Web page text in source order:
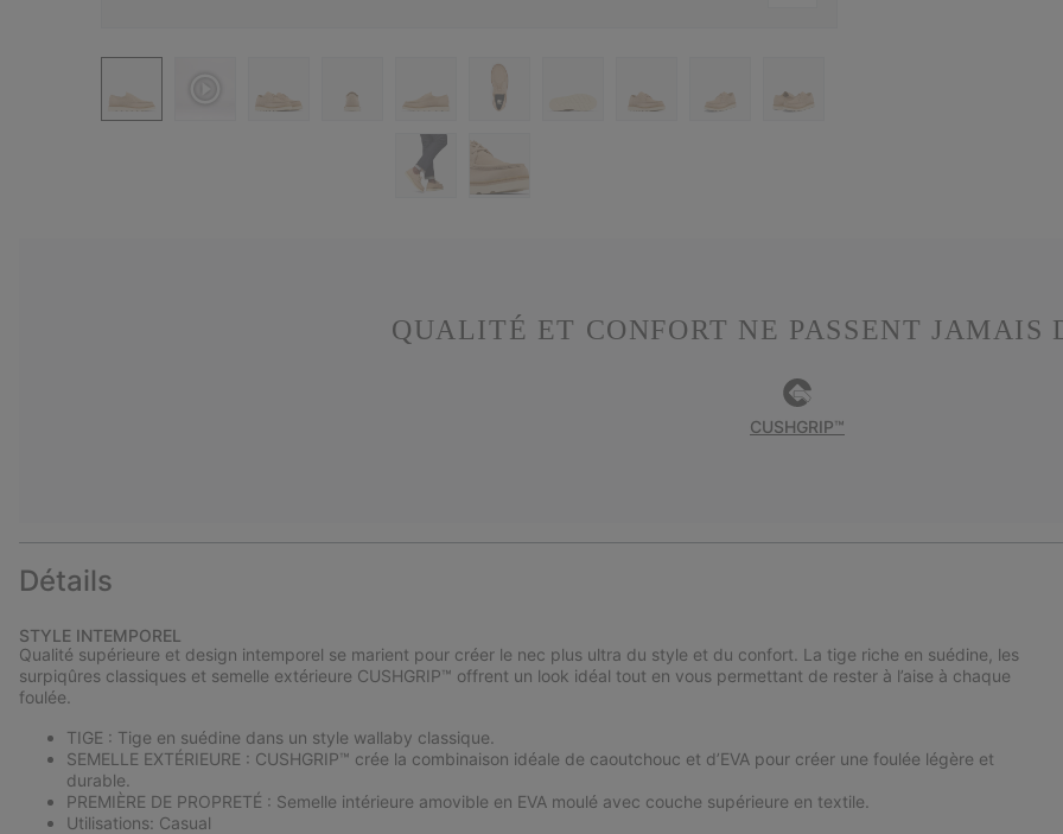
QUALITÉ ET CONFORT NE PASSENT JAMAIS
CUSHGRIP™
Détails
STYLE INTEMPOREL
Qualité supérieure et design intemporel se marient pour créer le nec plus ultra du style et du confort. La tige riche en suédine, les
surpiqûres classiques et semelle extérieure CUSHGRIP™ offrent un look idéal tout en vous permettant de rester à l’aise à chaque
foulée.
TIGE : Tige en suédine dans un style wallaby classique.
SEMELLE EXTÉRIEURE : CUSHGRIP™ crée la combinaison idéale de caoutchouc et d’EVA pour créer une foulée légère et
durable.
PREMIÈRE DE PROPRETÉ : Semelle intérieure amovible en EVA moulé avec couche supérieure en textile.
Utilisations: Casual